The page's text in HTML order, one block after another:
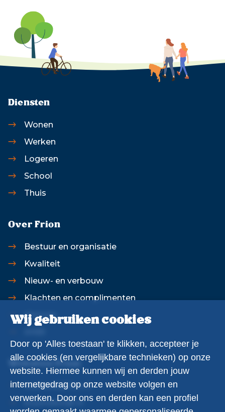
Diensten
Wonen
Werken
Logeren
School
Thuis
Over Frion
Bestuur en organisatie
Kwaliteit
Nieuw- en verbouw
Klachten en complimenten
Historie
Websites Frion
werkenbijfrion.nl
klusindewijk.nl
Wij gebruiken cookies
Door op 'Alles toestaan' te klikken, accepteer je
alle cookies (en vergelijkbare technieken) op onze
website. Hiermee kunnen wij en derden jouw
internetgedrag op onze website volgen en
verwerken. Door ons en derden kan een profiel